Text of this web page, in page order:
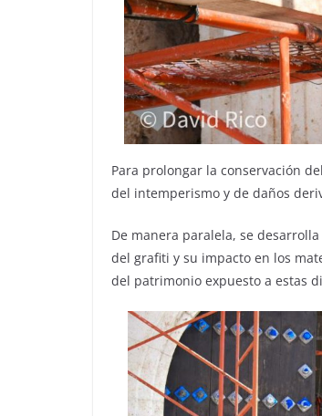
Para prolongar la conservación
del intemperismo y de daños
De manera paralela, se
del grafiti y su impacto en los
del patrimonio expuesto a estas